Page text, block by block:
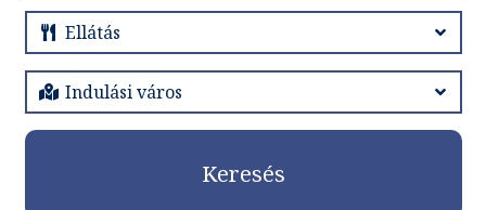
Keresés